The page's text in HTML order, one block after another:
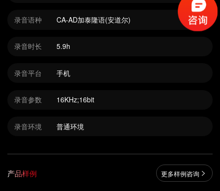
录音语种 CA-AD加泰隆语(安道尔)
录音时长 5.9h
录音平台 手机
录音参数 16KHz;16bit
录音环境 普通环境
产品样例 更多样例咨询